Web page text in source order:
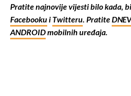
Pratite najnovije vijesti bilo kada,
Facebookui Twitteru. Pratite
ANDROIDmobilnih uređaja.